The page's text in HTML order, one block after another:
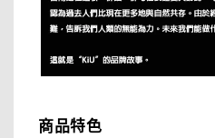
商品特色